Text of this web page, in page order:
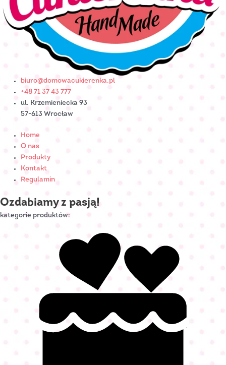
biuro@domowacukierenka.pl
+48 71 37 43 777
ul. Krzemieniecka 93
57-613 Wrocław
Home
O nas
Produkty
Kontakt
Regulamin
Ozdabiamy z pasją!
kategorie produktów: